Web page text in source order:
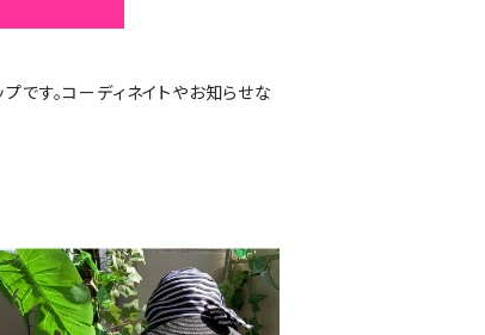
です。コーディネイトやお知らせな